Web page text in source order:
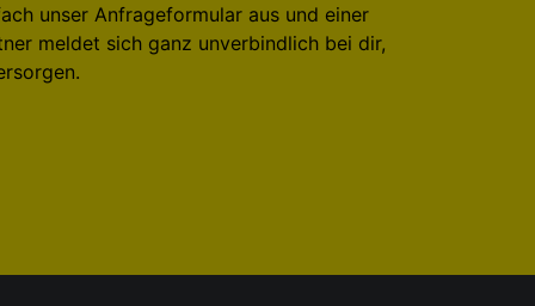
unser Anfrageformular aus und einer
meldet sich ganz unverbindlich bei dir,